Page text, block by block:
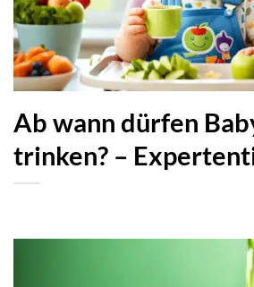
Ab wann dürfen
trinken? –